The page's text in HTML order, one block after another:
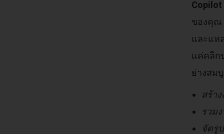
ของคุณ
และแห
แค่คลิก
ย่างสม
สร้า
รวม
จัดรู